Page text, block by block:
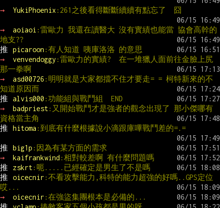
→ YukiPhoenix :261之後看得斷斷續續有點忘了  囧
→ aoiaoi :雷歐力 我還在讀醫大 沒有實績也能當 協會高幹的
地支??
推
picaroon :有人知道 咦庫洛洛 的意思
→
venvendoggy :雷歐力的實績?  在一堆獵人面前往金臉上尻
那一拳啊
→
asd00726 :明明就是大家都擋不住才要走= = 柯特新來的不
知道原因而
推
alvis000 :功能組與戰鬥組  END
→
badpriest:又開始戰鬥才是強者的觀念出現了 那小傑哪有
資格當主角
推
hitoma :到底有什麼根據說小滴跟庫嗶戰鬥差的=.=
推 big1p :因為有某方面的需求
→
kaifrankwind :相對較差啊 有什麼問題嗎
推
zskrt:呃.....已經確定是男生了不是嗎
推
oicecnir :不看攻擊能力,科特的能力超強的好嗎..GPS定位
哎...
→
oicecnir :在強盜集團根本是必備的...